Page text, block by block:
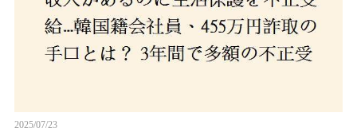
2025/07/23